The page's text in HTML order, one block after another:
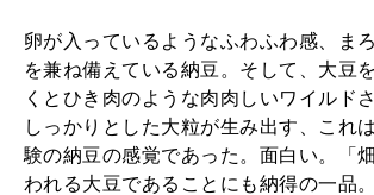
卵が入っているようなふわふわ感、ま
を兼ね備えている納豆。そして、大豆
くとひき肉のような肉肉しいワイルド
しっかりとした大粒が生み出す、これ
験の納豆の感覚であった。面白い。「
われる大豆であることにも納得の一品。